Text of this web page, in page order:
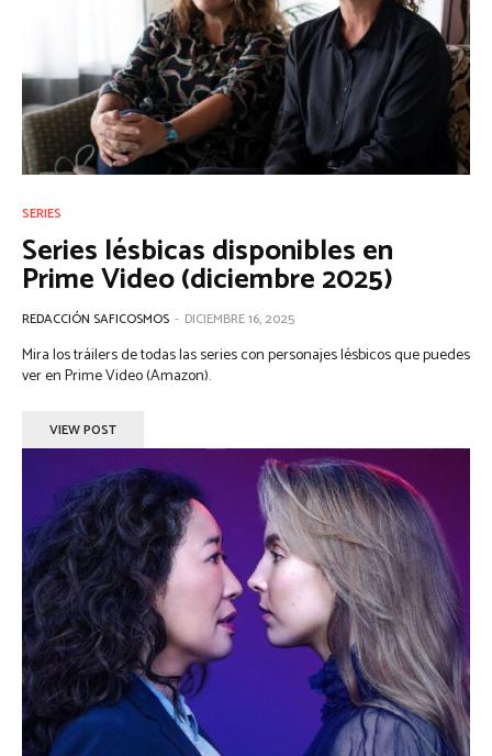
SERIES
Series lésbicas disponibles en
Prime Video (diciembre 2025)
REDACCIÓN SAFICOSMOS - DICIEMBRE 16, 2025
Mira los tráilers de todas las series con personajes lésbicos que puedes
ver en Prime Video (Amazon).
VIEW POST